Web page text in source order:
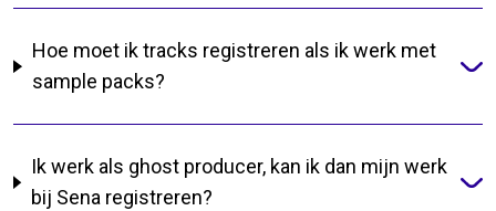
Hoe moet ik tracks registreren als ik werk met
sample packs?
Ik werk als ghost producer, kan ik dan mijn werk
bij Sena registreren?